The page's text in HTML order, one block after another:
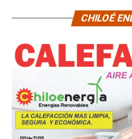
CHILOÉ